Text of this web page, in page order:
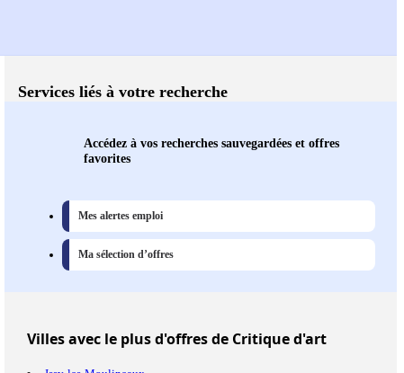
Services liés à votre recherche
Accédez à vos recherches sauvegardées et offres
favorites
Mes alertes emploi
Ma sélection d’offres
Villesavec le plus d'offres de Critique d'art